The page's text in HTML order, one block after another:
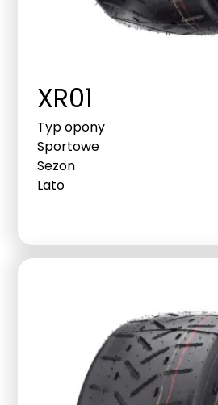
XR01
Typ opony
Sportowe
Sezon
Lato